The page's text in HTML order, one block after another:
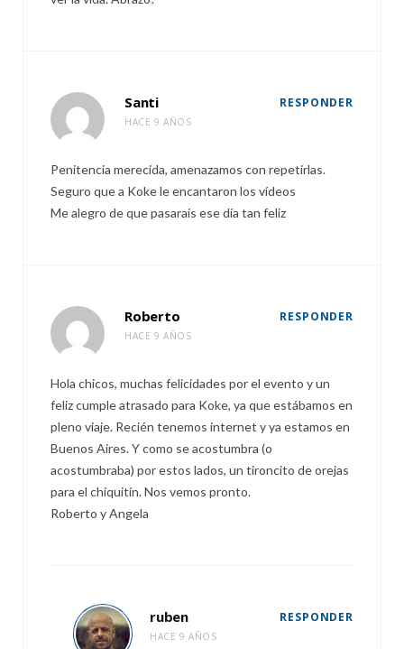
Santi
HACE 9 AÑOS
RESPONDER
Penitencia merecida, amenazamos con repetirlas.
Seguro que a Koke le encantaron los vídeos
Me alegro de que pasarais ese día tan feliz
Roberto
HACE 9 AÑOS
RESPONDER
Hola chicos, muchas felicidades por el evento y un
feliz cumple atrasado para Koke, ya que estábamos en
pleno viaje. Recién tenemos internet y ya estamos en
Buenos Aires. Y como se acostumbra (o
acostumbraba) por estos lados, un tironcito de orejas
para el chiquitín. Nos vemos pronto.
Roberto y Angela
ruben
HACE 9 AÑOS
RESPONDER